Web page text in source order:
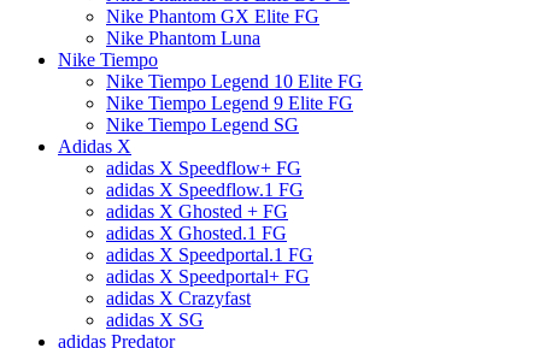
Nike Phantom GX Elite FG
Nike Phantom Luna
Nike Tiempo
Nike Tiempo Legend 10 Elite FG
Nike Tiempo Legend 9 Elite FG
Nike Tiempo Legend SG
Adidas X
adidas X Speedflow+ FG
adidas X Speedflow.1 FG
adidas X Ghosted + FG
adidas X Ghosted.1 FG
adidas X Speedportal.1 FG
adidas X Speedportal+ FG
adidas X Crazyfast
adidas X SG
adidas Predator